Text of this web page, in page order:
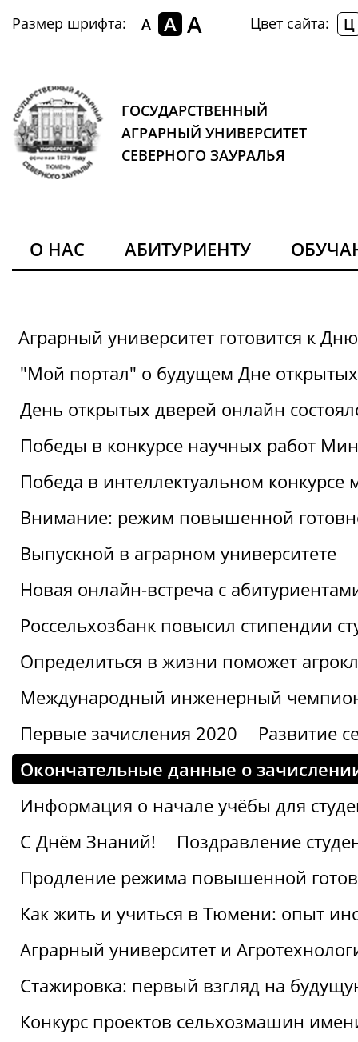
Размер шрифта: A A A Цвет сайта: Ц
ГОСУДАРСТВЕННЫЙ
АГРАРНЫЙ УНИВЕРСИТЕТ
СЕВЕРНОГО ЗАУРАЛЬЯ
О НАС АБИТУРИЕНТУ
Аграрный университет готовится к
"Мой портал" о будущем Дне
День открытых дверей онлайн
Победы в конкурсе научных работ
Победа в интеллектуальном конкурсе
Внимание: режим повышенной
Выпускной в аграрном университете
Новая онлайн-встреча с
Россельхозбанк повысил стипендии
Определиться в жизни поможет
Международный инженерный
Первые зачисления 2020
Развитие
Окончательные данные о
Информация о начале учёбы для
С Днём Знаний!
Поздравление
Продление режима повышенной
Как жить и учиться в Тюмени: опыт
Аграрный университет и
Стажировка: первый взгляд на
Конкурс проектов сельхозмашин